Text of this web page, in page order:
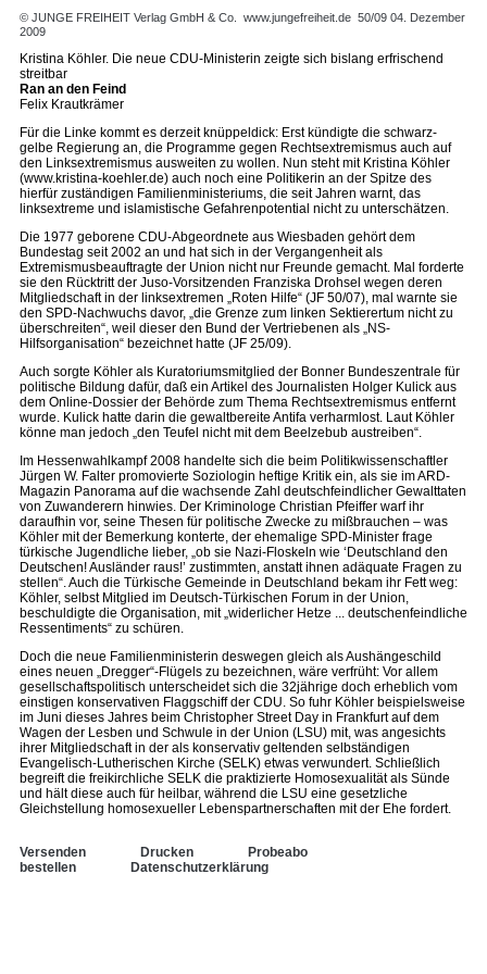
© JUNGE FREIHEIT Verlag GmbH & Co. www.jungefreiheit.de 50/09 04. Dezember
2009
Kristina Köhler. Die neue CDU-Ministerin zeigte sich bislang erfrischend
streitbar
Ran an den Feind
Felix Krautkrämer
Für die Linke kommt es derzeit knüppeldick: Erst kündigte die schwarz-
gelbe Regierung an, die Programme gegen Rechtsextremismus auch auf
den Linksextremismus ausweiten zu wollen. Nun steht mit Kristina Köhler
(www.kristina-koehler.de) auch noch eine Politikerin an der Spitze des
hierfür zuständigen Familienministeriums, die seit Jahren warnt, das
linksextreme und islamistische Gefahrenpotential nicht zu unterschätzen.
Die 1977 geborene CDU-Abgeordnete aus Wiesbaden gehört dem
Bundestag seit 2002 an und hat sich in der Vergangenheit als
Extremismusbeauftragte der Union nicht nur Freunde gemacht. Mal forderte
sie den Rücktritt der Juso-Vorsitzenden Franziska Drohsel wegen deren
Mitgliedschaft in der linksextremen „Roten Hilfe“ (JF 50/07), mal warnte sie
den SPD-Nachwuchs davor, „die Grenze zum linken Sektierertum nicht zu
überschreiten“, weil dieser den Bund der Vertriebenen als „NS-
Hilfsorganisation“ bezeichnet hatte (JF 25/09).
Auch sorgte Köhler als Kuratoriumsmitglied der Bonner Bundeszentrale für
politische Bildung dafür, daß ein Artikel des Journalisten Holger Kulick aus
dem Online-Dossier der Behörde zum Thema Rechtsextremismus entfernt
wurde. Kulick hatte darin die gewaltbereite Antifa verharmlost. Laut Köhler
könne man jedoch „den Teufel nicht mit dem Beelzebub austreiben“.
Im Hessenwahlkampf 2008 handelte sich die beim Politikwissenschaftler
Jürgen W. Falter promovierte Soziologin heftige Kritik ein, als sie im ARD-
Magazin Panorama auf die wachsende Zahl deutschfeindlicher Gewalttaten
von Zuwanderern hinwies. Der Kriminologe Christian Pfeiffer warf ihr
daraufhin vor, seine Thesen für politische Zwecke zu mißbrauchen – was
Köhler mit der Bemerkung konterte, der ehemalige SPD-Minister frage
türkische Jugendliche lieber, „ob sie Nazi-Floskeln wie ‘Deutschland den
Deutschen! Ausländer raus!’ zustimmten, anstatt ihnen adäquate Fragen zu
stellen“. Auch die Türkische Gemeinde in Deutschland bekam ihr Fett weg:
Köhler, selbst Mitglied im Deutsch-Türkischen Forum in der Union,
beschuldigte die Organisation, mit „widerlicher Hetze ... deutschenfeindliche
Ressentiments“ zu schüren.
Doch die neue Familienministerin deswegen gleich als Aushängeschild
eines neuen „Dregger“-Flügels zu bezeichnen, wäre verfrüht: Vor allem
gesellschaftspolitisch unterscheidet sich die 32jährige doch erheblich vom
einstigen konservativen Flaggschiff der CDU. So fuhr Köhler beispielsweise
im Juni dieses Jahres beim Christopher Street Day in Frankfurt auf dem
Wagen der Lesben und Schwule in der Union (LSU) mit, was angesichts
ihrer Mitgliedschaft in der als konservativ geltenden selbständigen
Evangelisch-Lutherischen Kirche (SELK) etwas verwundert. Schließlich
begreift die freikirchliche SELK die praktizierte Homosexualität als Sünde
und hält diese auch für heilbar, während die LSU eine gesetzliche
Gleichstellung homosexueller Lebenspartnerschaften mit der Ehe fordert.
Versenden Drucken
Probeabo
bestellen
Datenschutzerklärung